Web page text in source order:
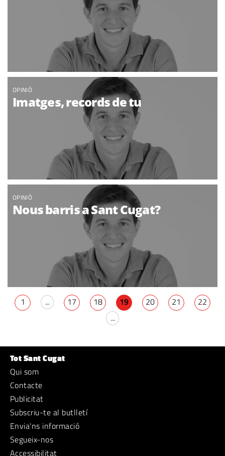
OPINIÓ
Imatges, records de tu
OPINIÓ
Nous barris a Sant Cugat?
1 ... 17 18 19 20 21
22
...
Tot Sant Cugat
Qui som
Contacte
Publicitat
Subscriu-te al butlletí
Envia'ns informació
Segueix-nos
Accessibilitat